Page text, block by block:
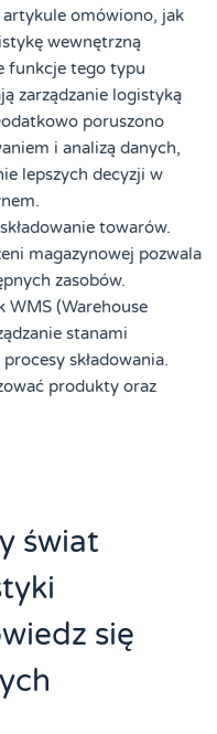
omówiono, jak
wewnętrzną
funkcje tego typu
zarządzanie logistyką
poruszono
i analizą danych,
lepszych decyzji w
towarów.
magazynowej pozwala
zasobów.
WMS (Warehouse
stanami
składowania.
produkty oraz
świat
się